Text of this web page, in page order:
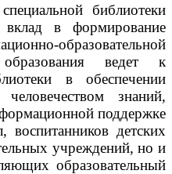
библиотеки
вклад в формирование
образовательной
ведет к
в обеспечении
знаний,
поддержке
детских
учреждений, но и
образовательный